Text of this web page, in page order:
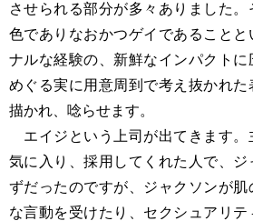
させられる部分が多々ありました
色でありなおかつゲイであることと
ナルな経験の、新鮮なインパクト
めぐる実に用意周到で考え抜かれた
描かれ、唸らせます。
エイジという上司が出てきます。
気に入り、採用してくれた人で、
ずだったのですが、ジャクソンが
な言動を受けたり、セクシュアリテ